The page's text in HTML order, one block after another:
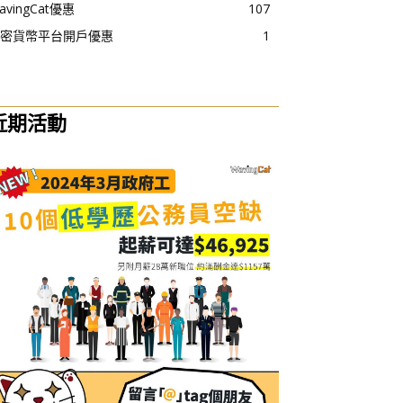
優惠
107
貨幣平台開戶優惠
1
期活動